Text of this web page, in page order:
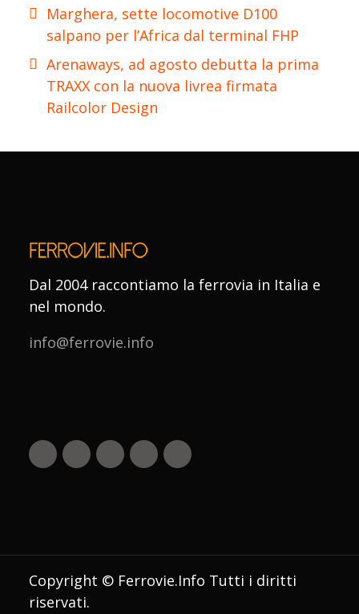
Marghera, sette locomotive D100
salpano per l’Africa dal terminal FHP
Arenaways, ad agosto debutta la prima
TRAXX con la nuova livrea firmata
Railcolor Design
Dal 2004 raccontiamo la ferrovia in Italia e
nel mondo.
info@ferrovie.info
Copyright © Ferrovie.Info Tutti i diritti
riservati.